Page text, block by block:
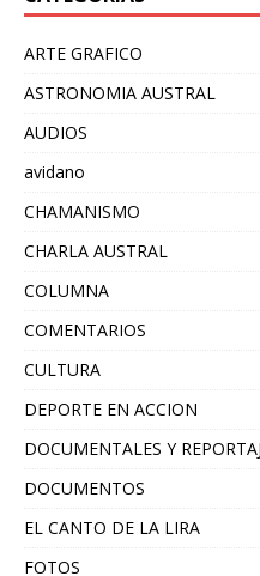
ARTE GRAFICO
ASTRONOMIA AUSTRAL
AUDIOS
avidano
CHAMANISMO
CHARLA AUSTRAL
COLUMNA
COMENTARIOS
CULTURA
DEPORTE EN ACCION
DOCUMENTALES Y
DOCUMENTOS
EL CANTO DE LA LIRA
FOTOS